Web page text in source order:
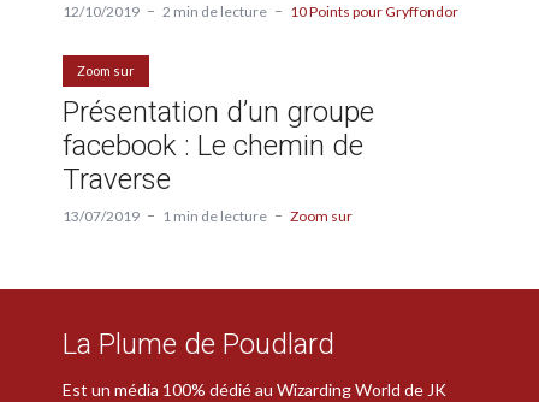
12/10/2019 2 min de lecture 10 Points pour Gryffondor
Zoom sur
Présentation d’un groupe
facebook : Le chemin de
Traverse
13/07/2019 1 min de lecture Zoom sur
La Plume de Poudlard
Est un média 100% dédié au Wizarding World de JK